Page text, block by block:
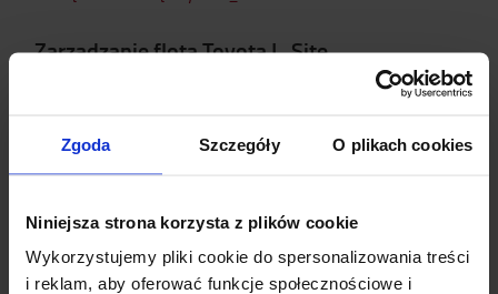
Zgoda Szczegóły O plikach cookies
Niniejsza strona korzysta z plików cookie
Wykorzystujemy pliki cookie do spersonalizowania treści
i reklam, aby oferować funkcje społecznościowe i
Zarządzanie flotą Toyota I_Site
I_Site łączy Twoją flotę, zbiera dane i zapewnia
optymalizować pracę.